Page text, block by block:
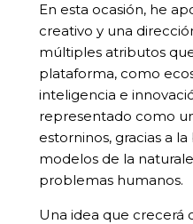
En esta ocasión, he
creativo y una
múltiples atributos
plataforma, como
inteligencia e
representado como
estorninos, gracias a
modelos de la
problemas humanos.
Una idea que crecerá